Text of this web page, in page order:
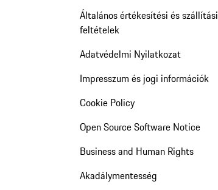
Általános értékesítési és szállítási
feltételek
Adatvédelmi Nyilatkozat
Impresszum és jogi információk
Cookie Policy
Open Source Software Notice
Business and Human Rights
Akadálymentesség